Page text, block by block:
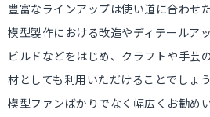
豊富なラインアップは使い道に合わせ
模型製作における改造やディテールア
ビルドなどをはじめ、クラフトや手芸
材としても利用いただけることでしょう
模型ファンばかりでなく幅広くお勧め